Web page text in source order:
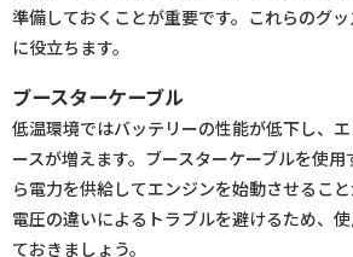
準備しておくことが重要です。これらのグ
に役立ちます。
ブースターケーブル
低温環境ではバッテリーの性能が低下し、
ースが増えます。ブースターケーブルを使
ら電力を供給してエンジンを始動させること
電圧の違いによるトラブルを避けるため、
ておきましょう。